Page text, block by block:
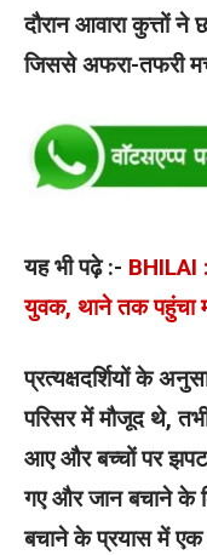
दौरान आवारा कुत्तों
जिससे अफरा-तफरी
यह भी पढ़े :- BHILAI
युवक, थाने तक पहुंचा
प्रत्यक्षदर्शियों के
परिसर में मौजूद थे,
आए और बच्चों पर
गए और जान बचाने के
बचाने के प्रयास में एक